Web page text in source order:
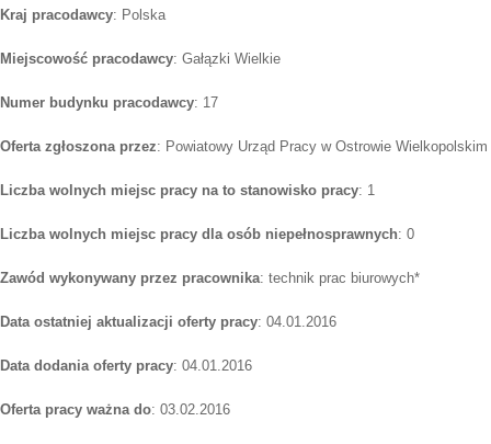
Kraj pracodawcy: Polska
Miejscowość pracodawcy: Gałązki Wielkie
Numer budynku pracodawcy: 17
Oferta zgłoszona przez: Powiatowy Urząd Pracy w Ostrowie Wielkopolskim
Liczba wolnych miejsc pracy na to stanowisko pracy: 1
Liczba wolnych miejsc pracy dla osób niepełnosprawnych: 0
Zawód wykonywany przez pracownika: technik prac biurowych*
Data ostatniej aktualizacji oferty pracy: 04.01.2016
Data dodania oferty pracy: 04.01.2016
Oferta pracy ważna do: 03.02.2016